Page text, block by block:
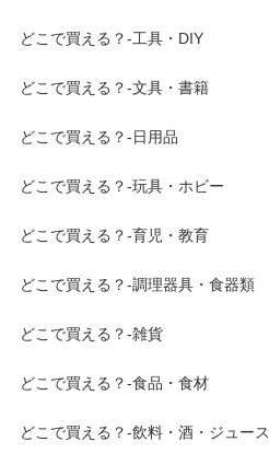
どこで買える？-工具・DIY
どこで買える？-文具・書籍
どこで買える？-日用品
どこで買える？-玩具・ホビー
どこで買える？-育児・教育
どこで買える？-調理器具・食器類
どこで買える？-雑貨
どこで買える？-食品・食材
どこで買える？-飲料・酒・ジュース